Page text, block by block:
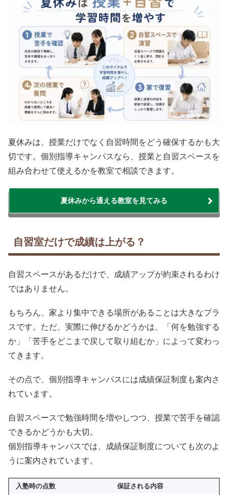
夏休みは、授業だけでなく自習時間をどう確保するかも大
切です。個別指導キャンパスなら、授業と自習スペースを
組み合わせて使えるかを教室で相談できます。
夏休みから通える教室を見てみる
自習室だけで成績は上がる？
自習スペースがあるだけで、成績アップが約束されるわけ
ではありません。
もちろん、家より集中できる場所があることは大きなプラ
スです。ただ、実際に伸びるかどうかは、「何を勉強する
か」「苦手をどこまで戻して取り組むか」によって変わっ
てきます。
その点で、個別指導キャンパスには成績保証制度も案内さ
れています。
自習スペースで勉強時間を増やしつつ、授業で苦手を確認
できるかどうかも大切。
個別指導キャンパスでは、成績保証制度についても次のよ
うに案内されています。
入塾時の点数
保証される内容